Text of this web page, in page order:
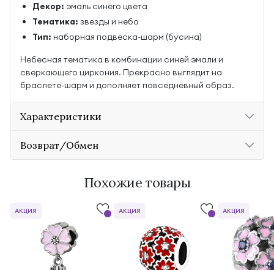
Декор: эмаль синего цвета
Тематика: звезды и небо
Тип: наборная подвеска-шарм (бусина)
Небесная тематика в комбинации синей эмали и
сверкающего циркония. Прекрасно выглядит на
браслете-шарм и дополняет повседневный образ.
Характеристики
Возврат/Обмен
Похожие товары
АКЦИЯ АКЦИЯ АКЦИЯ